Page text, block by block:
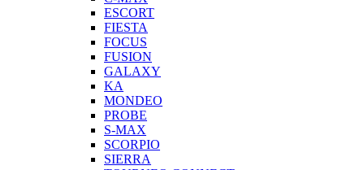
ESCORT
FIESTA
FOCUS
FUSION
GALAXY
KA
MONDEO
PROBE
S-MAX
SCORPIO
SIERRA